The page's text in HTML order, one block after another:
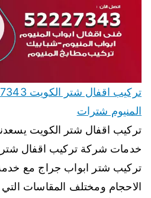
المنيوم شترات
تركيب اقفال شتر الكويت
خدمات شركة تركيب اقفال
تركيب شتر ابواب جراج مع
الاحجام ومختلف المقاسات التي